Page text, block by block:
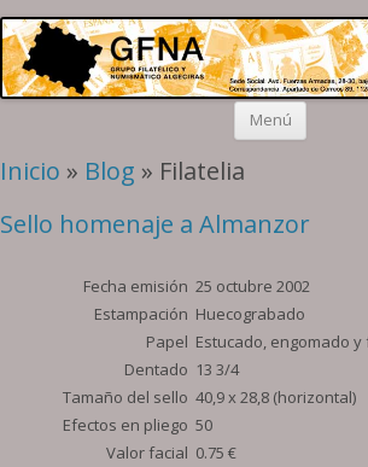
Grupo Algeciras
Filatelia y Numismática en el extremo sur de
Menú Saltar
Inicio » Blog » Filatelia
Sello homenaje a Almanzor
Fecha emisión 25 octubre 2002
Estampación Huecograbado
Papel Estucado, engomado
Dentado 13 3/4
Tamaño del sello 40,9 x 28,8 (horizontal)
Efectos en pliego 50
Valor facial 0.75 €